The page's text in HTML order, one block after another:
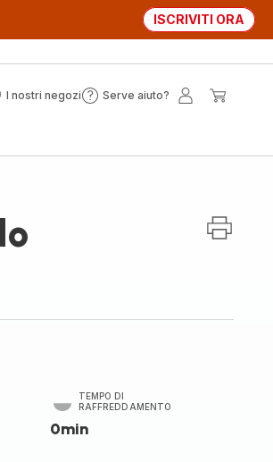
ISCRIVITI ORA
I nostri negozi Serve aiuto?
Serve
TEMPO DI
RAFFREDDAMENTO
0min